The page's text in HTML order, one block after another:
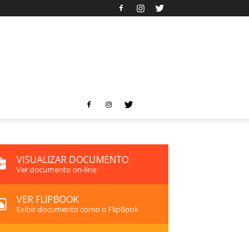
VISUALIZAR DOCUMENTO
Ver documento on-line
VER FLIPBOOK
Exibir documento como o FlipBook